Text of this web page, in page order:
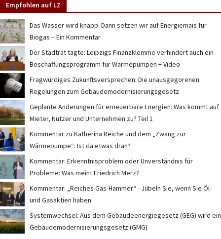
Empfohlen auf LZ
Das Wasser wird knapp: Dann setzen wir auf Energiemais für
Biogas – Ein Kommentar
Der Stadtrat tagte: Leipzigs Finanzklemme verhindert auch ein
Beschaffungsprogramm für Wärmepumpen + Video
Fragwürdiges Zukunftsversprechen: Die unausgegorenen
Regelungen zum Gebäudemodernisierungsgesetz
Geplante Änderungen für erneuerbare Energien: Was kommt auf
Mieter, Nutzer und Unternehmen zu? Teil 1
Kommentar zu Katherina Reiche und dem „Zwang zur
Wärmepumpe“: Ist da etwas dran?
Kommentar: Erkenntnisproblem oder Unverständnis für
Probleme: Was meint Friedrich Merz?
Kommentar: „Reiches Gas-Hammer“ - Jubeln Sie, wenn Sie Öl-
und Gasaktien haben
Systemwechsel: Aus dem Gebäudeenergiegesetz (GEG) wird ein
Gebäudemodernisierungsgesetz (GMG)